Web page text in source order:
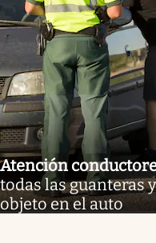
Atención
todas las guanteras
objeto en el auto